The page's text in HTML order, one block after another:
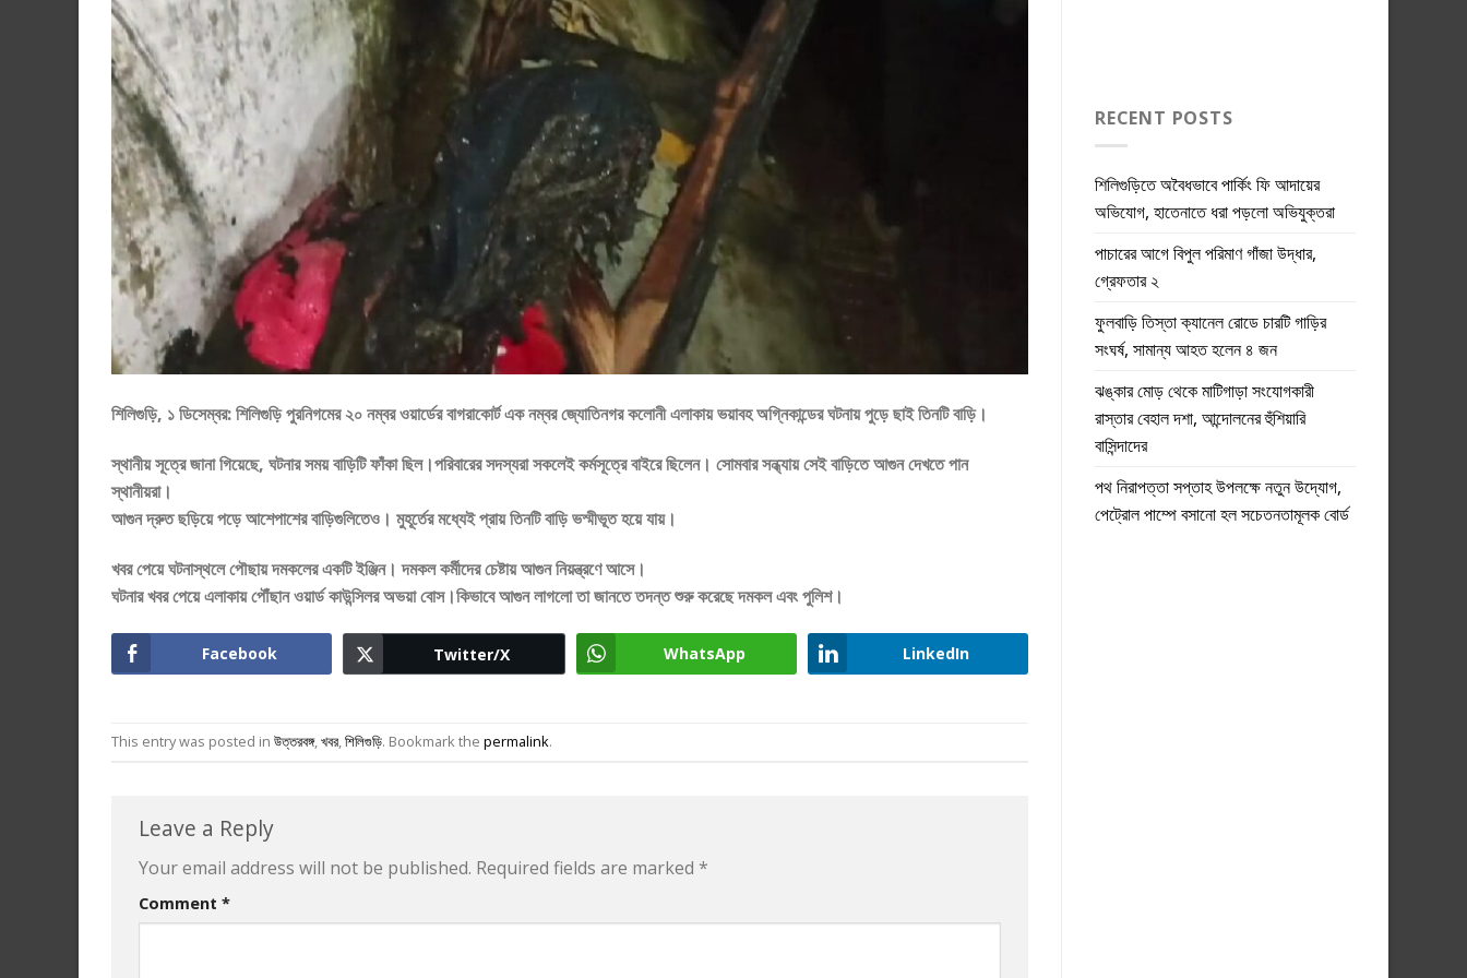
শিলিগুড়ি, ১ ডিসেম্বর: শিলিগুড়ি পুরনিগমের ২০ নম্বর ওয়ার্ডের বাগরাকোর্ট এক নম্বর জ্যোতিনগর কলোনী এলাকায় ভয়াবহ অগ্নিকান্ডের ঘটনায় পুড়ে ছাই তিনটি বাড়ি।
স্থানীয় সূত্রে জানা গিয়েছে, ঘটনার সময় বাড়িটি ফাঁকা ছিল।পরিবারের সদস্যরা সকলেই কর্মসূত্রে বাইরে ছিলেন। সোমবার সন্ধ্যায় সেই বাড়িতে আগুন দেখতে পান
স্থানীয়রা।
আগুন দ্রুত ছড়িয়ে পড়ে আশেপাশের বাড়িগুলিতেও। মুহূর্তের মধ্যেই প্রায় তিনটি বাড়ি ভস্মীভূত হয়ে যায়।
খবর পেয়ে ঘটনাস্থলে পৌছায় দমকলের একটি ইঞ্জিন। দমকল কর্মীদের চেষ্টায় আগুন নিয়ন্ত্রণে আসে।
ঘটনার খবর পেয়ে এলাকায় পৌঁছান ওয়ার্ড কাউন্সিলর অভয়া বোস।কিভাবে আগুন লাগলো তা জানতে তদন্ত শুরু করেছে দমকল এবং পুলিশ।
Facebook Twitter/X WhatsApp LinkedIn
This entry was posted in উত্তরবঙ্গ,খবর,শিলিগুড়ি. Bookmark the permalink.
Leave a Reply
Your email address will not be published. Required fields are marked *
Comment *
RECENT POSTS
শিলিগুড়িতে অবৈধভাবে পার্কিং ফি আদায়ের
অভিযোগ, হাতেনাতে ধরা পড়লো অভিযুক্তরা
পাচারের আগে বিপুল পরিমাণ গাঁজা উদ্ধার,
গ্রেফতার ২
ফুলবাড়ি তিস্তা ক্যানেল রোডে চারটি গাড়ির
সংঘর্ষ, সামান্য আহত হলেন ৪ জন
ঝঙ্কার মোড় থেকে মাটিগাড়া সংযোগকারী
রাস্তার বেহাল দশা, আন্দোলনের হুঁশিয়ারি
বাসিন্দাদের
পথ নিরাপত্তা সপ্তাহ উপলক্ষে নতুন উদ্যোগ,
পেট্রোল পাম্পে বসানো হল সচেতনতামূলক বোর্ড